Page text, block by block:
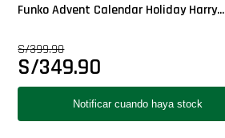
Funko Advent Calendar Holiday Harry...
S/399.90
S/349.90